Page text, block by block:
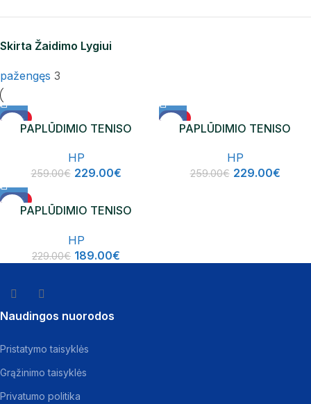
Skirta Žaidimo Lygiui
pažengęs 3
-12%
NAUJIENA
PAPLŪDIMIO TENISO
HP
259.00€ 229.00€
-12%
NAUJIENA
PAPLŪDIMIO TENISO
HP
259.00€ 229.00€
-17%
PAPLŪDIMIO TENISO
HP
229.00€ 189.00€
Naudingos nuorodos
Pristatymo taisyklės
Grąžinimo taisyklės
Privatumo politika